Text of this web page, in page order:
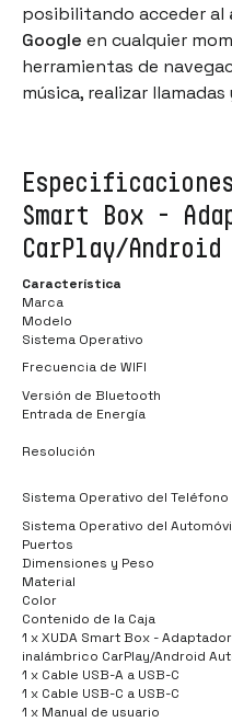
posibilitando acceder al
Google en cualquier
herramientas de
música, realizar llamadas
Smart Box -
CarPlay/Android
Característica
Marca
Modelo
Sistema Operativo
Frecuencia de WIFI
Versión de Bluetooth
Entrada de Energía
Resolución
Sistema Operativo del Teléfono
Sistema Operativo del
Puertos
Dimensiones y Peso
Material
Color
Contenido de la Caja
1 x XUDA Smart Box - Adaptador
inalámbrico CarPlay/Android
1 x Cable USB-A a USB-C
1 x Cable USB-C a USB-C
1 x Manual de usuario